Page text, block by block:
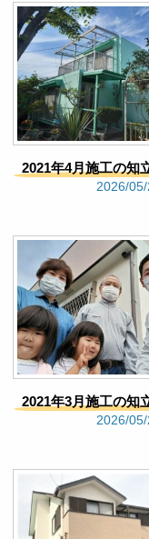
っただけ
フターフォ
で良しな
担当のミ
にとても
ョンを決
が「でき
された。
とも言え
ですかっ
くありま
Google口
大矢恵
8 months
応していた
他社と検
をしてい
今後も保
Google口
MO121
8 months
2021年4月施工の知
2026/
2021年3月施工の知
2026/